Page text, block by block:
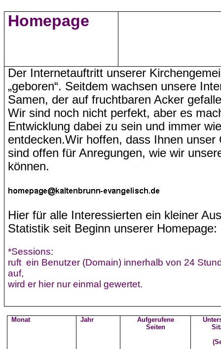
Homepage
Der Internetauftritt unserer
„geboren“. Seitdem wachsen unsere
Samen, der auf fruchtbaren Acker
Wir sind noch nicht perfekt, aber es
Entwicklung dabei zu sein und immer
entdecken.Wir hoffen, dass Ihnen unser
sind offen für Anregungen, wie wir
können.
Hier für alle Interessierten ein kleiner
Statistik seit Beginn unserer Homepage:
*Sessions:
ruft ein Benutzer (Domain) innerhalb von 24
auf,
wird er hier nur einmal gewertet.
Monat Jahr
Aufgerufene
Seiten